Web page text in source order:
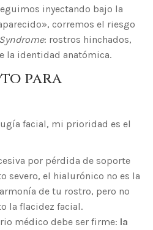
inyectando bajo la
corremos el riesgo
: rostros hinchados,
la identidad anatómica.
para
facial, mi prioridad es el
por pérdida de soporte
severo, el hialurónico no es la
de tu rostro, pero no
la flacidez facial.
médico debe ser firme: la